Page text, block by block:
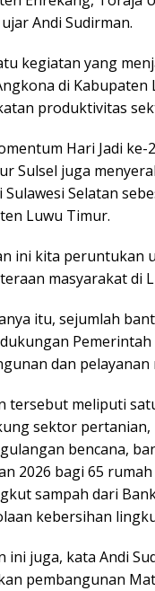
Andi Sudirman.
kegiatan yang
di
produktivitas
Hari Jadi
Sulsel juga
Sulawesi Selatan
Luwu Timur.
ini kita
masyarakat di
itu, sejumlah
dan
tersebut meliputi
sektor
bencana,
2026 bagi 65
sampah dari
kebersihan
ini juga, kata Andi
pembangunan